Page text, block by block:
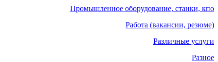
Промышленное оборудование, станки, кпо
Работа (вакансии, резюме)
Различные услуги
Разное